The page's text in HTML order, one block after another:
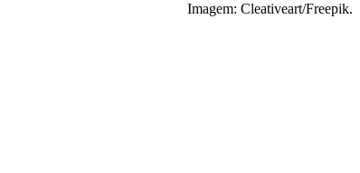
Imagem: Cleativeart/Freepik.